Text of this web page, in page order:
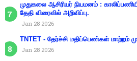
முதுகலை ஆசிரியர் நியமனம் :
தேதி விரைவில் அறிவிப்பு.
Jan 28 2026
TNTET - தேர்ச்சி மதிப்பெண்கள் மாற்றம்
Jan 28 2026